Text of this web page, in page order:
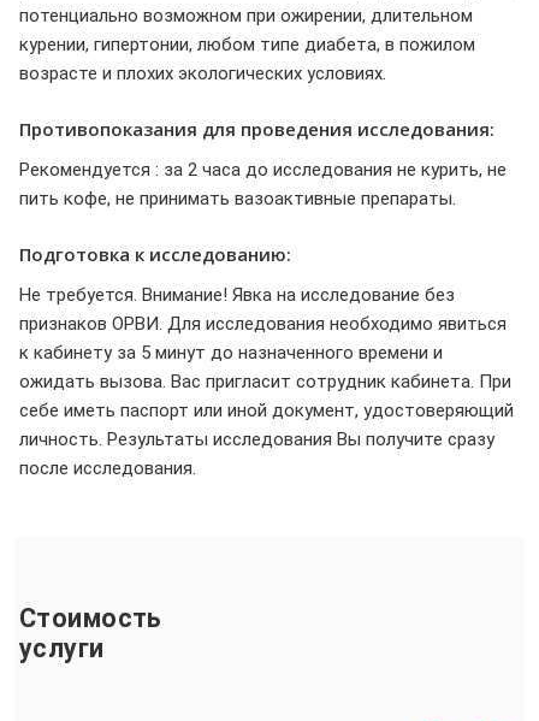
потенциально возможном при ожирении, длительном
курении, гипертонии, любом типе диабета, в пожилом
возрасте и плохих экологических условиях.
Противопоказания для проведения исследования:
Рекомендуется : за 2 часа до исследования не курить, не
пить кофе, не принимать вазоактивные препараты.
Подготовка к исследованию:
Не требуется. Внимание! Явка на исследование без
признаков ОРВИ. Для исследования необходимо явиться
к кабинету за 5 минут до назначенного времени и
ожидать вызова. Вас пригласит сотрудник кабинета. При
себе иметь паспорт или иной документ, удостоверяющий
личность. Результаты исследования Вы получите сразу
после исследования.
Стоимость
услуги